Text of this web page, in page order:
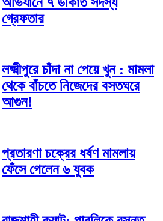
গ্রেফতার
লক্ষ্মীপুরে চাঁদা না পেয়ে খুন : মামলা
থেকে বাঁচতে নিজেদের বসতঘরে
আগুন!
প্রতারণা চক্রের ধর্ষণ মামলায়
ফেঁসে গেলেন ৬ যুবক